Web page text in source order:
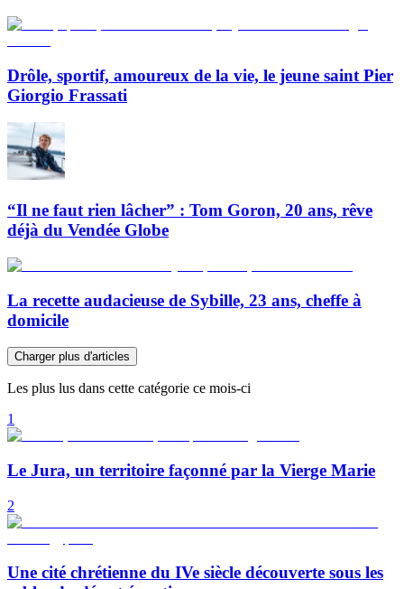
Drôle, sportif, amoureux de la vie, le jeune saint Pier
Giorgio Frassati
“Il ne faut rien lâcher” : Tom Goron, 20 ans, rêve
déjà du Vendée Globe
La recette audacieuse de Sybille, 23 ans, cheffe à
domicile
Charger plus d'articles
Les plus lus dans cette catégorie ce mois-ci
1
Le Jura, un territoire façonné par la Vierge Marie
2
Une cité chrétienne du IVe siècle découverte sous les